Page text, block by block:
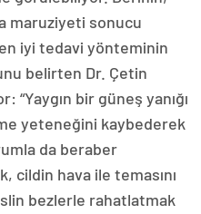
maruziyeti sonucu
iyi tedavi yönteminin
belirten Dr. Çetin
bir güneş yanığı
yeteneğini kaybederek
da beraber
cildin hava ile temasını
bezlerle rahatlatmak